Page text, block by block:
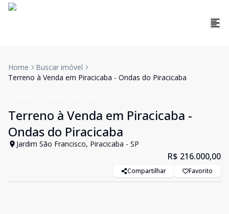
Home
Buscar imóvel
Terreno à Venda em Piracicaba - Ondas do Piracicaba
Terreno à Venda em Piracicaba -
Ondas do Piracicaba
Jardim São Francisco, Piracicaba - SP
R$ 216.000,00
Compartilhar Favorito